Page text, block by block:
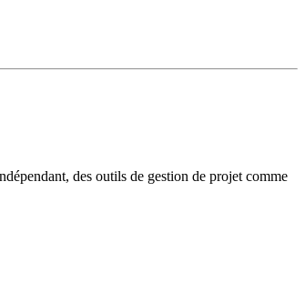
des outils de gestion de projet comme